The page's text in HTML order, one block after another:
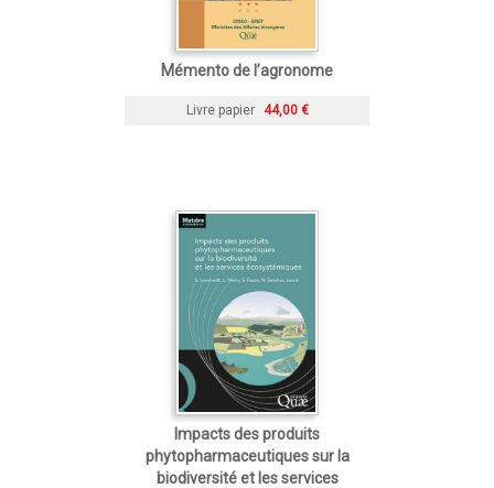
Mémento de l’agronome
Livre papier 44,00 €
Impacts des produits
phytopharmaceutiques sur la
biodiversité et les services